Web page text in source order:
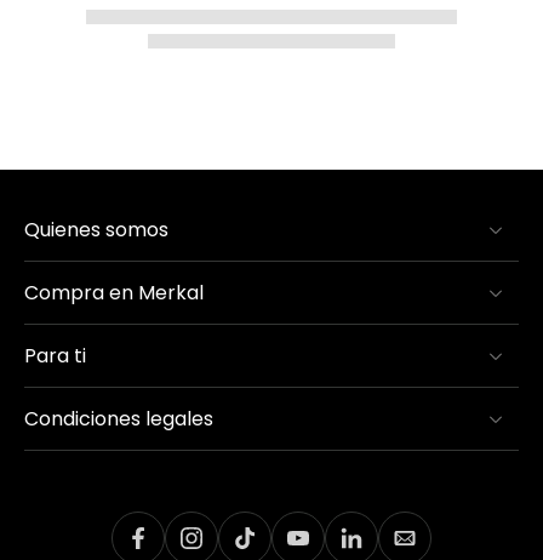
Quienes somos
Compra en Merkal
Para ti
Condiciones legales